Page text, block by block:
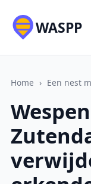
WASPP
Home › Een nest